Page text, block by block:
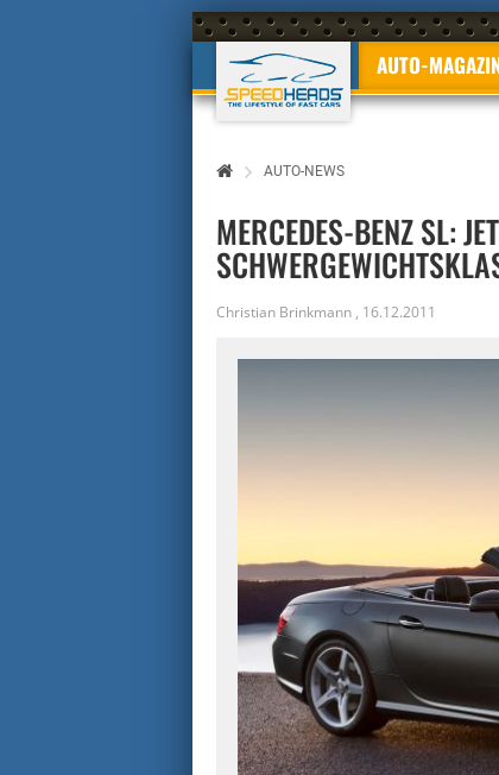
AUTO-
AUTO-NEWS
MERCEDES-BENZ SL:
Christian Brinkmann , 16.12.2011